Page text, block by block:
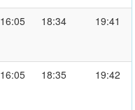
16:05 18:34 19:41
16:05 18:35 19:42